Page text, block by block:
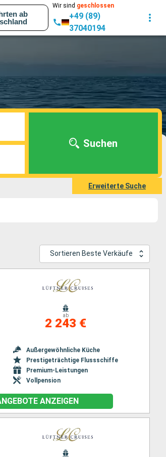
ab
Wir sind geschlossen
+49 (89)
37040194
Suchen
Erweiterte Suche
Sortieren Beste Verkäufe
ab
2 243 €
Außergewöhnliche Küche
Prestigeträchtige Flussschiffe
Premium-Leistungen
Vollpension
ANZEIGEN